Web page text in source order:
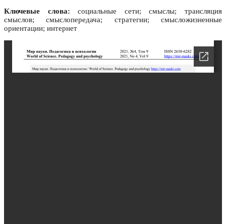
Ключевые слова: социальные сети; смыслы; трансляция
смыслов; смыслопередача; стратегии; смысложизненные
ориентации; интернет